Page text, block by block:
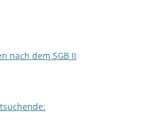
Landessanierungsprogramm
Rückstausicherung von
nach dem SGB II